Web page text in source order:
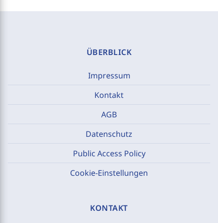
ÜBERBLICK
Impressum
Kontakt
AGB
Datenschutz
Public Access Policy
Cookie-Einstellungen
KONTAKT